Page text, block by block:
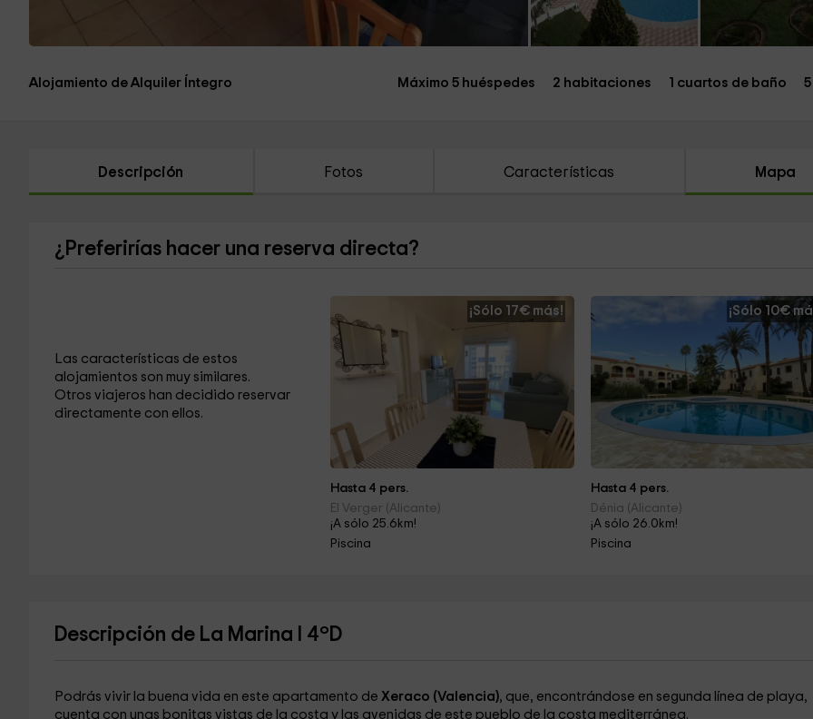
Alojamiento de Alquiler Íntegro Máximo 5 huéspedes 2 habitaciones 1 cuartos de baño
Descripción Fotos Características Mapa
¿Preferirías hacer una reserva directa?
Las características de estos
alojamientos son muy similares.
Otros viajeros han decidido reservar
directamente con ellos.
¡Sólo 17€ más!
Hasta 4 pers.
El Verger (Alicante)
¡A sólo 25.6km!
Piscina
¡Sólo 10€
Hasta 4 pers.
Dénia (Alicante)
¡A sólo 26.0km!
Piscina
Descripción de La Marina I 4ºD
Podrás vivir la buena vida en este apartamento de Xeraco (Valencia), que, encontrándose en segunda línea de playa,
cuenta con unas bonitas vistas de la costa y las avenidas de este pueblo de la costa mediterránea.